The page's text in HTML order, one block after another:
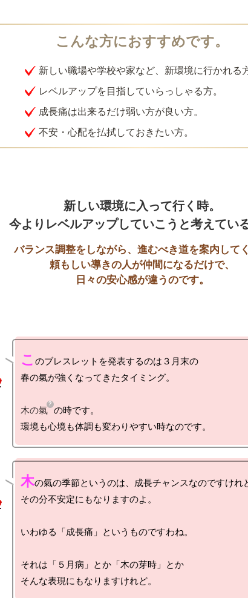
新しい職場や学校や家など、新環境に行かれる方
レベルアップを目指していらっしゃる方。
成長痛は出来るだけ弱い方が良い方。
不安・心配を払拭しておきたい方。
新しい環境に入って行く時。
バランス調整をしながら、進むべき道を案内して
頼もしい導きの人が仲間になるだけで、
こ のブレスレットを発表するのは３月末の
春の氣が強くなってきたタイミング。
木の氣 の時です。
木の氣の季節というのは、成長チャンスなのですけれ
その分不安定にもなりますのよ。
いわゆる「成長痛」というものですわね。
それは「５月病」とか「木の芽時」とか